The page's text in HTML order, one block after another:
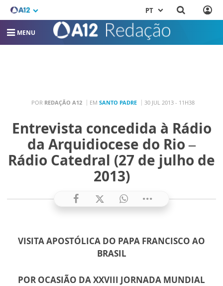
PT
MENU
POR REDAÇÃO A12 EM SANTO PADRE 30 JUL 2013 - 11H38
Entrevista concedida à Rádio
da Arquidiocese do Rio –
Rádio Catedral (27 de julho de
2013)
VISITA APOSTÓLICA DO PAPA FRANCISCO AO
BRASIL
POR OCASIÃO DA XXVIII JORNADA MUNDIAL